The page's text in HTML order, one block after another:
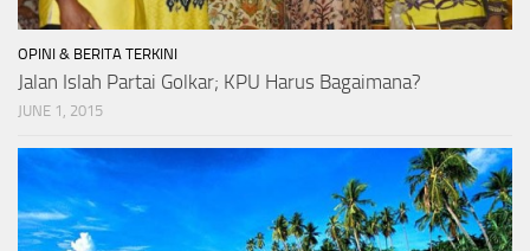
OPINI & BERITA TERKINI
Jalan Islah Partai Golkar; KPU Harus Bagaimana?
JUNE 1, 2015